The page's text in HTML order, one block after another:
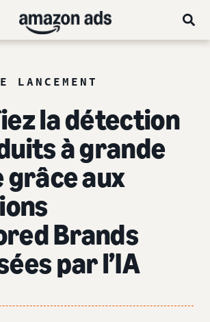
LANCEMENT
la détection
à grande
grâce aux
Brands
par l’IA